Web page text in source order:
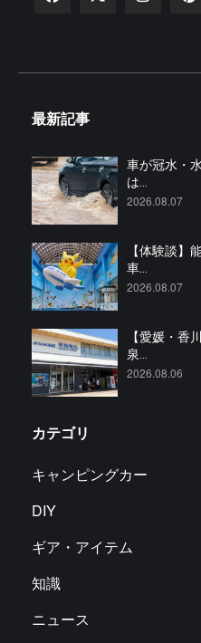
最新記事
車が冠水・
は...
2026.08.07
【体験談】
車...
2026.08.07
【愛媛・香
泉...
2026.08.06
カテゴリ
キャンピングカー
DIY
ギア・アイテム
知識
ニュース